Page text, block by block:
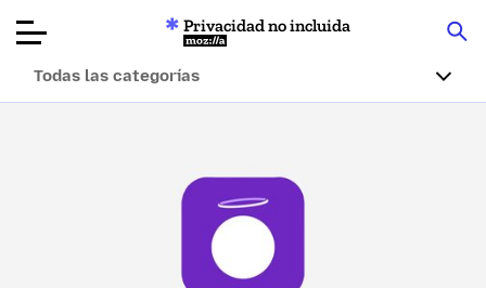
Artículos
Acerca de
Privacidad no incluida
Mozilla
Todas las categorías